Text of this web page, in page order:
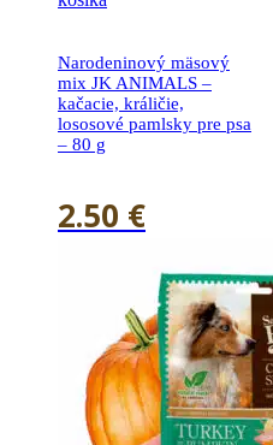
Narodeninový mäsový
mix JK ANIMALS –
kačacie, králičie,
lososové pamlsky pre psa
– 80 g
2.50 €